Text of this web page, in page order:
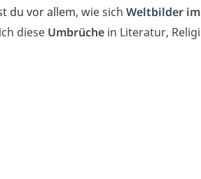
du vor allem, wie sich Weltbilder
diese Umbrüche in Literatur,